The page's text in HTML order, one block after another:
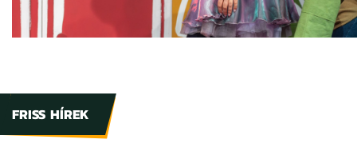
FRISS HÍREK